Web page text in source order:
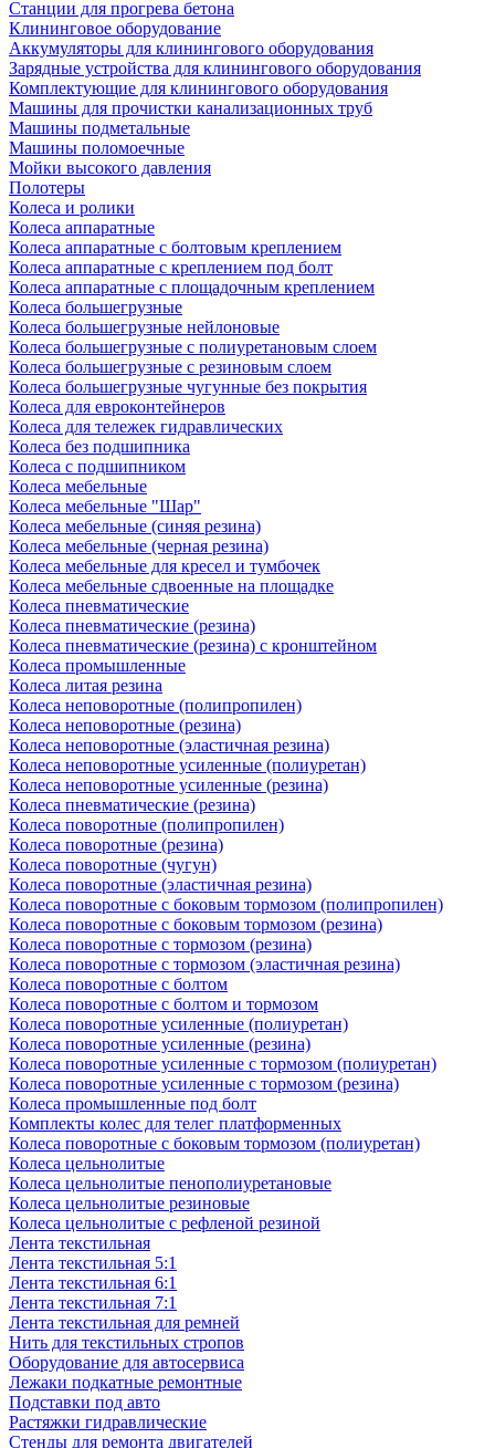
Станции для прогрева бетона
Клининговое оборудование
Аккумуляторы для клинингового оборудования
Зарядные устройства для клинингового оборудования
Комплектующие для клинингового оборудования
Машины для прочистки канализационных труб
Машины подметальные
Машины поломоечные
Мойки высокого давления
Полотеры
Колеса и ролики
Колеса аппаратные
Колеса аппаратные с болтовым креплением
Колеса аппаратные с креплением под болт
Колеса аппаратные с площадочным креплением
Колеса большегрузные
Колеса большегрузные нейлоновые
Колеса большегрузные с полиуретановым слоем
Колеса большегрузные с резиновым слоем
Колеса большегрузные чугунные без покрытия
Колеса для евроконтейнеров
Колеса для тележек гидравлических
Колеса без подшипника
Колеса с подшипником
Колеса мебельные
Колеса мебельные "Шар"
Колеса мебельные (синяя резина)
Колеса мебельные (черная резина)
Колеса мебельные для кресел и тумбочек
Колеса мебельные сдвоенные на площадке
Колеса пневматические
Колеса пневматические (резина)
Колеса пневматические (резина) с кронштейном
Колеса промышленные
Колеса литая резина
Колеса неповоротные (полипропилен)
Колеса неповоротные (резина)
Колеса неповоротные (эластичная резина)
Колеса неповоротные усиленные (полиуретан)
Колеса неповоротные усиленные (резина)
Колеса пневматические (резина)
Колеса поворотные (полипропилен)
Колеса поворотные (резина)
Колеса поворотные (чугун)
Колеса поворотные (эластичная резина)
Колеса поворотные c боковым тормозом (полипропилен)
Колеса поворотные c боковым тормозом (резина)
Колеса поворотные c тормозом (резина)
Колеса поворотные c тормозом (эластичная резина)
Колеса поворотные с болтом
Колеса поворотные с болтом и тормозом
Колеса поворотные усиленные (полиуретан)
Колеса поворотные усиленные (резина)
Колеса поворотные усиленные с тормозом (полиуретан)
Колеса поворотные усиленные с тормозом (резина)
Колеса промышленные под болт
Комплекты колес для телег платформенных
Колеса поворотные c боковым тормозом (полиуретан)
Колеса цельнолитые
Колеса цельнолитые пенополиуретановые
Колеса цельнолитые резиновые
Колеса цельнолитые с рефленой резиной
Лента текстильная
Лента текстильная 5:1
Лента текстильная 6:1
Лента текстильная 7:1
Лента текстильная для ремней
Нить для текстильных стропов
Оборудование для автосервиса
Лежаки подкатные ремонтные
Подставки под авто
Растяжки гидравлические
Стенды для ремонта двигателей